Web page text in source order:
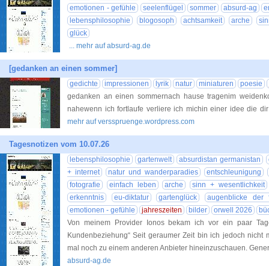
emotionen - gefühle
seelenflügel sommer absurd-ag
lebensphilosophie
blogosoph achtsamkeit arche
glück
... mehr auf absurd-ag.de
[gedanken an einen sommer]
gedichte impressionen lyrik natur miniaturen
poesie
gedanken an einen sommernach hause tragenim
nahewenn ich fortlaufe verliere ich michin einer idee die
mehr auf versspruenge.wordpress.com
Tagesnotizen vom 10.07.26
lebensphilosophie gartenwelt absurdistan germanistan
+ internet
natur und wanderparadies
entschleunigung
fotografie
einfach leben arche
sinn + wesentlichkeit
erkenntnis
eu-diktatur gartenglück
augenblicke der
emotionen - gefühle
jahreszeiten bilder orwell 2026
Von meinem Provider Ionos bekam ich vor ein paar
Kundenbeziehung“ Seit geraumer Zeit bin ich jedoch nicht
mal noch zu einem anderen Anbieter hineinzuschauen.
absurd-ag.de